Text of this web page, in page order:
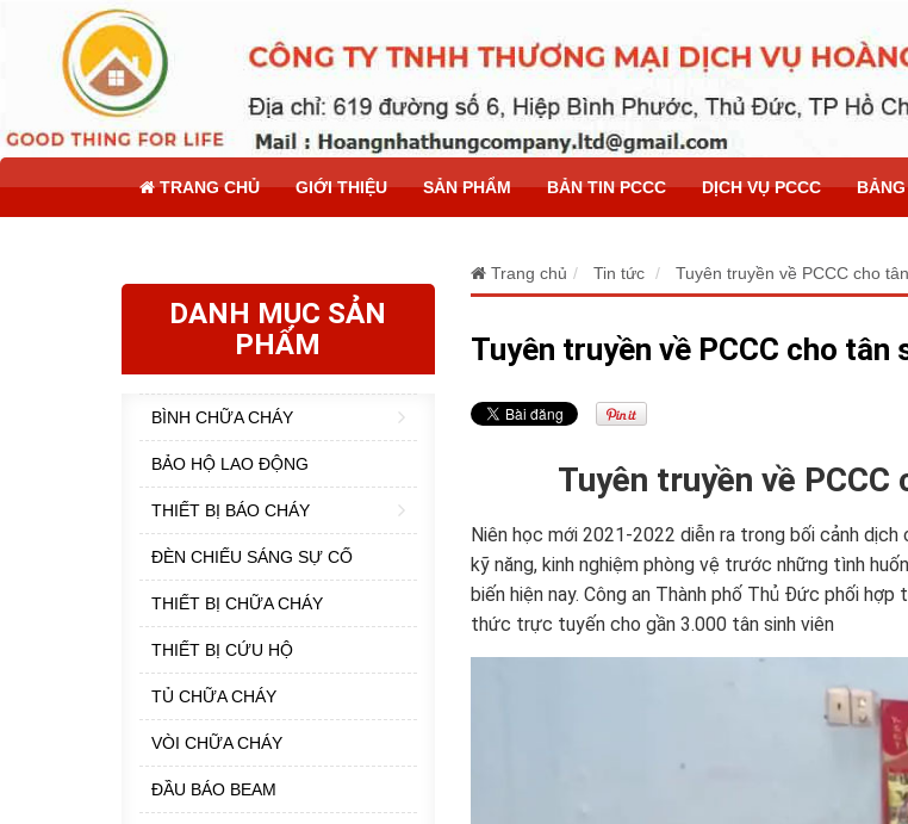
TRANG CHỦ GIỚI THIỆU SẢN PHẨM BẢN TIN PCCC DỊCH VỤ PCCC
Trang chủ Tin tức Tuyên truyền về PCCC cho
Tuyên truyền về PCCC cho tân
Tuyên truyền về PCCC
Niên học mới 2021-2022 diễn ra trong bối cảnh
kỹ năng, kinh nghiệm phòng vệ trước những tình
biến hiện nay. Công an Thành phố Thủ Đức phối
thức trực tuyến cho gần 3.000 tân sinh viên
DANH MỤC SẢN
PHẨM
BÌNH CHỮA CHÁY
BẢO HỘ LAO ĐỘNG
THIẾT BỊ BÁO CHÁY
ĐÈN CHIẾU SÁNG SỰ CỐ
THIẾT BỊ CHỮA CHÁY
THIẾT BỊ CỨU HỘ
TỦ CHỮA CHÁY
VÒI CHỮA CHÁY
ĐẦU BÁO BEAM